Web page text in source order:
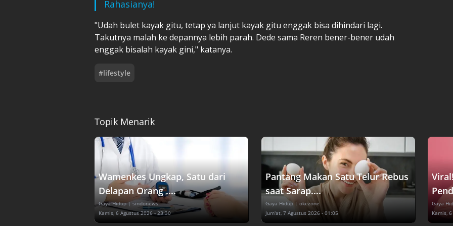
Rahasianya!
"Udah bulet kayak gitu, tetap ya lanjut kayak gitu enggak bisa dihindari lagi.
Takutnya malah ke depannya lebih parah. Dede sama Reren bener-bener udah
enggak bisalah kayak gini," katanya.
#lifestyle
Topik Menarik
Wamenkes Ungkap, Satu dari
Delapan Orang ....
Gaya Hidup | sindonews
Kamis, 6 Agustus 2026 - 23:30
Pantang Makan Satu Telur Rebus
saat Sarap....
Gaya Hidup | okezone
Jum'at, 7 Agustus 2026 - 01:05
Gaya
Kamis,